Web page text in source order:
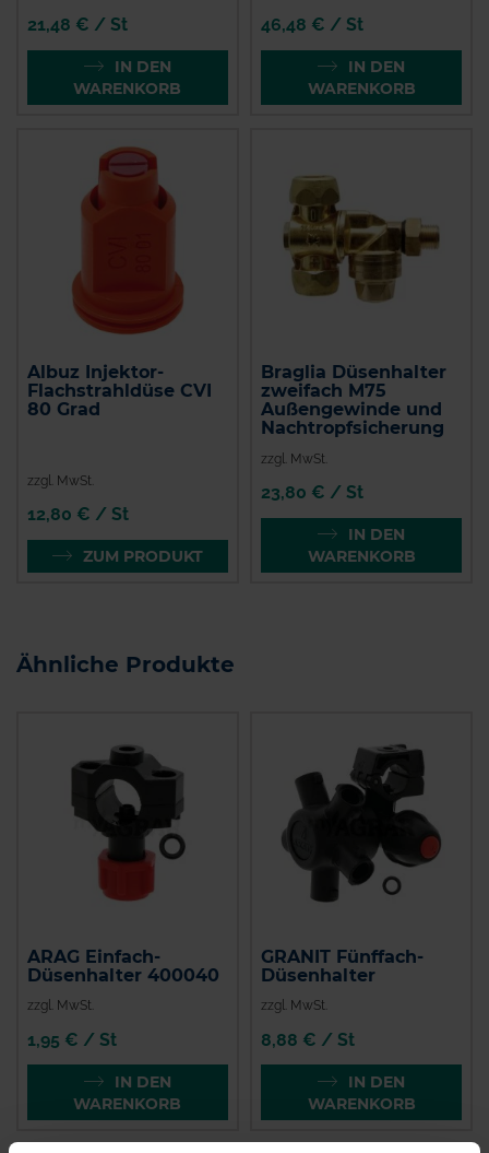
21,48 € / St
IN DEN
WARENKORB
46,48 € / St
IN DEN
WARENKORB
Albuz Injektor-
Flachstrahldüse CVI
80 Grad
zzgl. MwSt.
12,80 € / St
ZUM PRODUKT
Braglia Düsenhalter
zweifach M75
Außengewinde und
Nachtropfsicherung
zzgl. MwSt.
23,80 € / St
IN DEN
WARENKORB
Ähnliche Produkte
ARAG Einfach-
Düsenhalter 400040
zzgl. MwSt.
1,95 € / St
IN DEN
WARENKORB
GRANIT Fünffach-
Düsenhalter
zzgl. MwSt.
8,88 € / St
IN DEN
WARENKORB